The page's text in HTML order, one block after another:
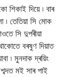
শিকাই দিয়ে ৷ বাৰ
তেতিয়া সি মোক
সি দুপৰীয়া
বৰষুণ দিয়াত
৷ মুনদাক দ্ৰয়িং
মই সাৰ পাই